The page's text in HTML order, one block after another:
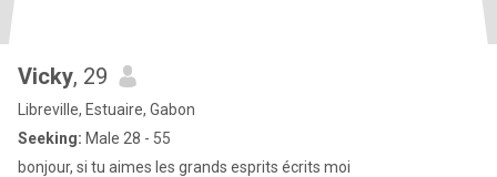
Vicky, 29
Libreville, Estuaire, Gabon
Seeking: Male 28 - 55
bonjour, si tu aimes les grands esprits écrits moi